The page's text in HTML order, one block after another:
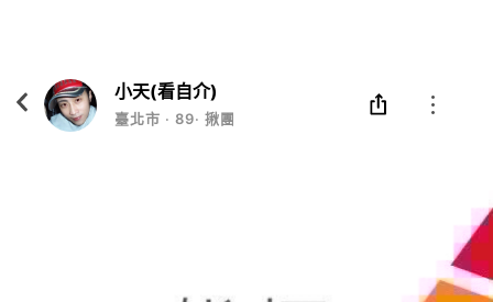
小天(看自介)
臺北市 ‧ 89‧ 揪團/組隊/併包/一起出來玩